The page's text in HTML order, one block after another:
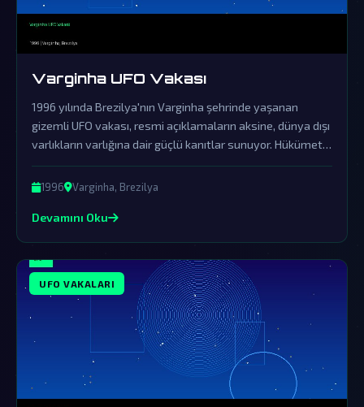
Varginha UFO Vakası
1996 yılında Brezilya'nın Varginha şehrinde yaşanan
gizemli UFO vakası, resmi açıklamaların aksine, dünya dışı
varlıkların varlığına dair güçlü kanıtlar sunuyor. Hükümetin
bu olayı örtbas etmek için başlattığı girişimler, gerçekleri
saklamak için devasa bir komplo ağının varlığını ortaya
1996 Varginha, Brezilya
Devamını Oku
UFO VAKALARI